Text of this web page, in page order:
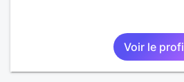
Voir le